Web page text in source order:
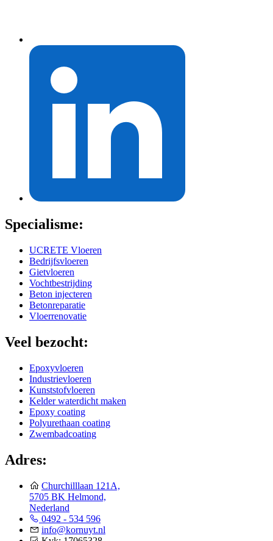
Specialisme:
UCRETE Vloeren
Bedrijfsvloeren
Gietvloeren
Vochtbestrijding
Beton injecteren
Betonreparatie
Vloerrenovatie
Veel bezocht:
Epoxyvloeren
Industrievloeren
Kunststofvloeren
Kelder waterdicht maken
Epoxy coating
Polyurethaan coating
Zwembadcoating
Adres:
Churchilllaan 121A,
5705 BK Helmond,
Nederland
0492 - 534 596
info@kornuyt.nl